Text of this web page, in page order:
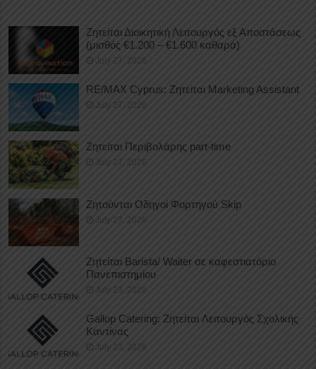
Ζητείται Διοικητική Λειτουργός εξ Αποστάσεως
(μισθός €1.200 – €1.600 καθαρά)
July 27, 2026
RE/MAX Cyprus: Ζητείται Marketing Assistant
July 27, 2026
Ζητείται Περιβολάρης part-time
July 27, 2026
Ζητούνται Οδηγοί Φορτηγού Skip
July 27, 2026
Ζητείται Barista/ Waiter σε καφεστιατόριο
Πανεπιστημίου
July 23, 2026
Gallop Catering: Ζητείται Λειτουργός Σχολικής
Καντίνας
July 23, 2026